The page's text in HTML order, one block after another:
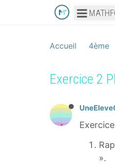
Accueil 4ème
Exercice 2
».